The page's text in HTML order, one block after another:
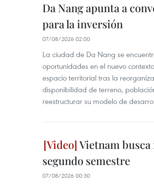
Da Nang apunta a
para la inversión
07/08/2026 02:00
La ciudad de Da Nang se
oportunidades en el nuevo
espacio territorial tras la
disponibilidad de terreno,
reestructurar su modelo de
Vietnam
segundo semestre
07/08/2026 00:30